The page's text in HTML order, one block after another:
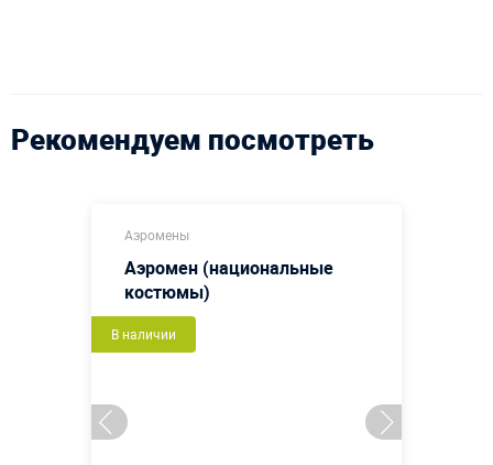
Рекомендуем посмотреть
Аэромены
Аэромен (национальные
костюмы)
В наличии